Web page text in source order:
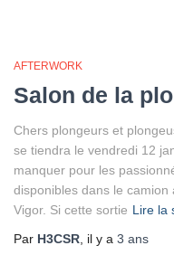
AFTERWORK
Salon de la
Chers plongeurs et
se tiendra le vendredi 12
manquer pour les
disponibles dans le
Vigor. Si cette sortie Lire la
Par H3CSR , il y a 3 ans